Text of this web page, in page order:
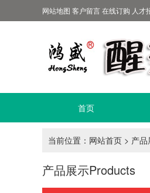
网站地图 客户留言在线订购 人才
首页
当前位置： 网站首页 > 产
产品展示Products